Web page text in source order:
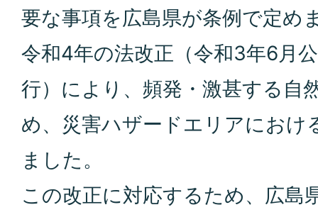
要な事項を広島県が条例で定め
令和4年の法改正（令和3年6月
行）により、頻発・激甚する自
め、災害ハザードエリアにおけ
ました。
この改正に対応するため、広島